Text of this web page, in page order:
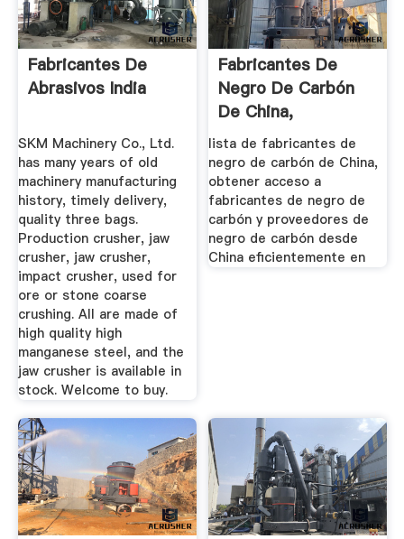
Fabricantes De
Abrasivos India
SKM Machinery Co., Ltd.
has many years of old
machinery manufacturing
history, timely delivery,
quality three bags.
Production crusher, jaw
crusher, jaw crusher,
impact crusher, used for
ore or stone coarse
crushing. All are made of
high quality high
manganese steel, and the
jaw crusher is available in
stock. Welcome to buy.
Fabricantes De
Negro De Carbón
De China,
Fabricantes Y ...
lista de fabricantes de
negro de carbón de China,
obtener acceso a
fabricantes de negro de
carbón y proveedores de
negro de carbón desde
China eficientemente en